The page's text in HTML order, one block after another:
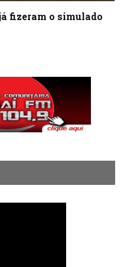
fizeram o simulado